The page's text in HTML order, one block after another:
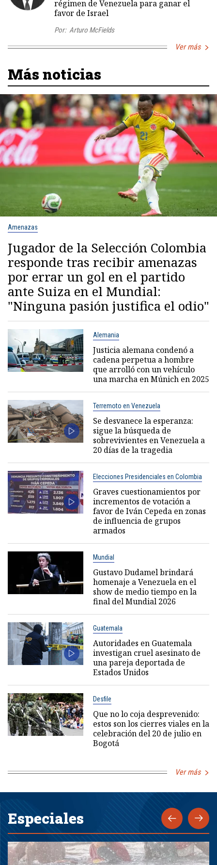
régimen de Venezuela para ganar el
favor de Israel
Por: Arturo McFields
Ver más
Más noticias
Amenazas
Jugador de la Selección Colombia
responde tras recibir amenazas
por errar un gol en el partido
ante Suiza en el Mundial:
"Ninguna pasión justifica el odio"
Alemania
Justicia alemana condenó a
cadena perpetua a hombre
que arrolló con un vehículo
una marcha en Múnich en 2025
Terremoto en Venezuela
Se desvanece la esperanza:
sigue la búsqueda de
sobrevivientes en Venezuela a
20 días de la tragedia
Elecciones Presidenciales en Colombia
Graves cuestionamientos por
incrementos de votación a
favor de Iván Cepeda en zonas
de influencia de grupos
armados
Mundial
Gustavo Dudamel brindará
homenaje a Venezuela en el
show de medio tiempo en la
final del Mundial 2026
Guatemala
Autoridades en Guatemala
investigan cruel asesinato de
una pareja deportada de
Estados Unidos
Desfile
Que no lo coja desprevenido:
estos son los cierres viales en la
celebración del 20 de julio en
Bogotá
Ver más
Especiales